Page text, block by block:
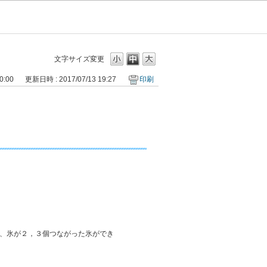
文字サイズ変更
更新日時 : 2017/07/13 19:27 印刷
氷が２，３個つながった氷ができ